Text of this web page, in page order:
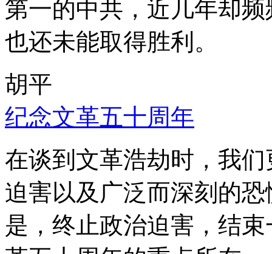
第一的中共，近几年却
也还未能取得胜利。
胡平
纪念文革五十周年
在谈到文革浩劫时，我
迫害以及广泛而深刻的
是，终止政治迫害，结